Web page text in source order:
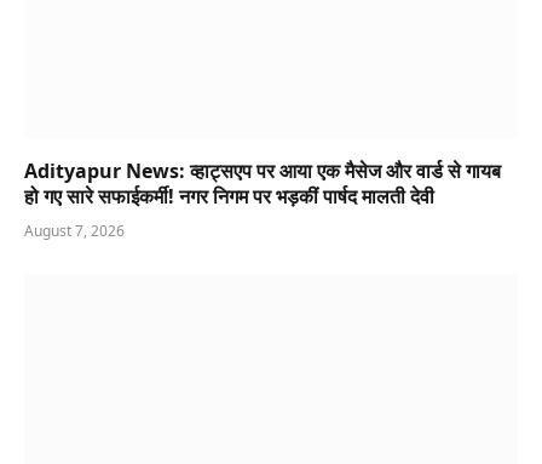
Adityapur News: व्हाट्सएप पर आया एक मैसेज और वार्ड से गायब
हो गए सारे सफाईकर्मी! नगर निगम पर भड़कीं पार्षद मालती देवी
August 7, 2026